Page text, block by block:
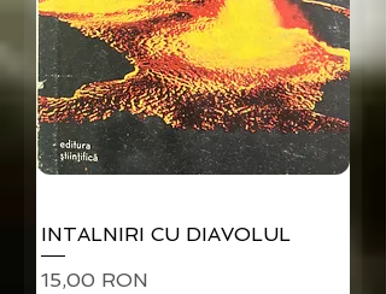
INTALNIRI CU DIAVOLUL
Preț
15,00 RON